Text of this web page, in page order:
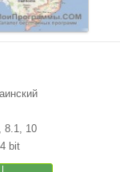
8.1, 10
bit